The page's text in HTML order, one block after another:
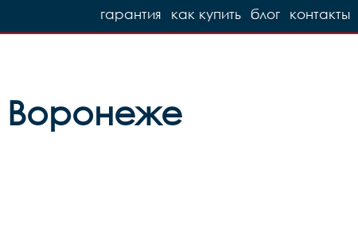
контакты
блог
как купить
гарантия
Воронеже